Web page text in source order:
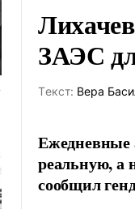
ЗАЭС
Tекст: Вера
Ежедневные
реальную, а
сообщил